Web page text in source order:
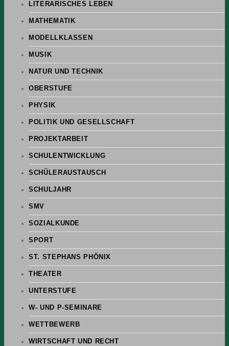
LITERARISCHES LEBEN
MATHEMATIK
MODELLKLASSEN
MUSIK
NATUR UND TECHNIK
OBERSTUFE
PHYSIK
POLITIK UND GESELLSCHAFT
PROJEKTARBEIT
SCHULENTWICKLUNG
SCHÜLERAUSTAUSCH
SCHULJAHR
SMV
SOZIALKUNDE
SPORT
ST. STEPHANS PHÖNIX
THEATER
UNTERSTUFE
W- UND P-SEMINARE
WETTBEWERB
WIRTSCHAFT UND RECHT